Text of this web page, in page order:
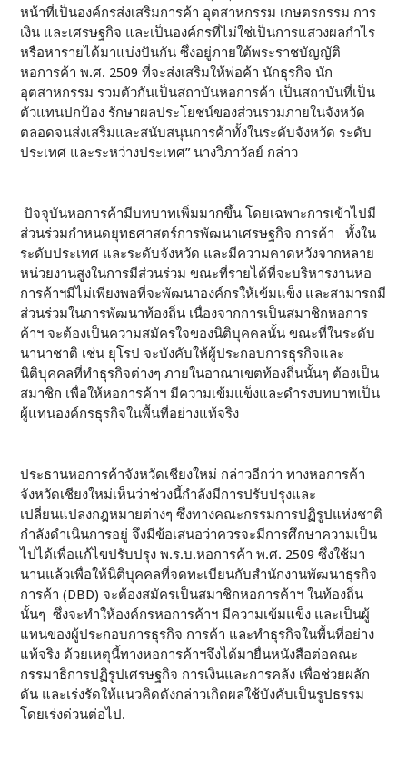
หน้าที่เป็นองค์กรส่งเสริมการค้า อุตสาหกรรม เกษตรกรรม การ
เงิน และเศรษฐกิจ และเป็นองค์กรที่ไม่ใช่เป็นการแสวงผลกำไร
หรือหารายได้มาแบ่งปันกัน ซึ่งอยู่ภายใต้พระราชบัญญัติ
หอการค้า พ.ศ. 2509 ที่จะส่งเสริมให้พ่อค้า นักธุรกิจ นัก
อุตสาหกรรม รวมตัวกันเป็นสถาบันหอการค้า เป็นสถาบันที่เป็น
ตัวแทนปกป้อง รักษาผลประโยชน์ของส่วนรวมภายในจังหวัด
ตลอดจนส่งเสริมและสนับสนุนการค้าทั้งในระดับจังหวัด ระดับ
ประเทศ และระหว่างประเทศ” นางวิภาวัลย์ กล่าว
ปัจจุบันหอการค้ามีบทบาทเพิ่มมากขึ้น โดยเฉพาะการเข้าไปมี
ส่วนร่วมกำหนดยุทธศาสตร์การพัฒนาเศรษฐกิจ การค้า ทั้งใน
ระดับประเทศ และระดับจังหวัด และมีความคาดหวังจากหลาย
หน่วยงานสูงในการมีส่วนร่วม ขณะที่รายได้ที่จะบริหารงานหอ
การค้าฯมีไม่เพียงพอที่จะพัฒนาองค์กรให้เข้มแข็ง และสามารถมี
ส่วนร่วมในการพัฒนาท้องถิ่น เนื่องจากการเป็นสมาชิกหอการ
ค้าฯ จะต้องเป็นความสมัครใจของนิติบุคคลนั้น ขณะที่ในระดับ
นานาชาติ เช่น ยุโรป จะบังคับให้ผู้ประกอบการธุรกิจและ
นิติบุคคลที่ทำธุรกิจต่างๆ ภายในอาณาเขตท้องถิ่นนั้นๆ ต้องเป็น
สมาชิก เพื่อให้หอการค้าฯ มีความเข้มแข็งและดำรงบทบาทเป็น
ผู้แทนองค์กรธุรกิจในพื้นที่อย่างแท้จริง
ประธานหอการค้าจังหวัดเชียงใหม่ กล่าวอีกว่า ทางหอการค้า
จังหวัดเชียงใหม่เห็นว่าช่วงนี้กำลังมีการปรับปรุงและ
เปลี่ยนแปลงกฎหมายต่างๆ ซึ่งทางคณะกรรมการปฏิรูปแห่งชาติ
กำลังดำเนินการอยู่ จึงมีข้อเสนอว่าควรจะมีการศึกษาความเป็น
ไปได้เพื่อแก้ไขปรับปรุง พ.ร.บ.หอการค้า พ.ศ. 2509 ซึ่งใช้มา
นานแล้วเพื่อให้นิติบุคคลที่จดทะเบียนกับสำนักงานพัฒนาธุรกิจ
การค้า (DBD) จะต้องสมัครเป็นสมาชิกหอการค้าฯ ในท้องถิ่น
นั้นๆ ซึ่งจะทำให้องค์กรหอการค้าฯ มีความเข้มแข็ง และเป็นผู้
แทนของผู้ประกอบการธุรกิจ การค้า และทำธุรกิจในพื้นที่อย่าง
แท้จริง ด้วยเหตุนี้ทางหอการค้าฯจึงได้มายื่นหนังสือต่อคณะ
กรรมาธิการปฏิรูปเศรษฐกิจ การเงินและการคลัง เพื่อช่วยผลัก
ดัน และเร่งรัดให้แนวคิดดังกล่าวเกิดผลใช้บังคับเป็นรูปธรรม
โดยเร่งด่วนต่อไป.